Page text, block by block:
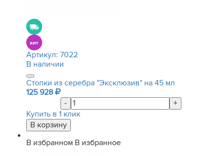
Артикул: 7022
В наличии
Стопки из серебра "Эксклюзив" на 45 мл
125 928
-
+
Купить в 1 клик
В избранном В избранное